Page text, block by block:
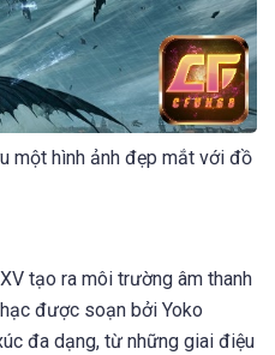
một hình ảnh đẹp mắt với đồ
tạo ra môi trường âm thanh
được soạn bởi Yoko
đa dạng, từ những giai điệu